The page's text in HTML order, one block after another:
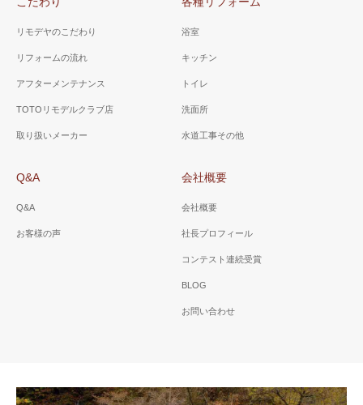
リモデヤのこだわり
リフォームの流れ
アフターメンテナンス
TOTOリモデルクラブ店
取り扱いメーカー
浴室
キッチン
トイレ
洗面所
水道工事その他
Q&A
Q&A
お客様の声
会社概要
会社概要
社長プロフィール
コンテスト連続受賞
BLOG
お問い合わせ